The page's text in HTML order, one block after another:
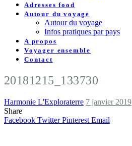
Adresses food
Autour du voyage
Autour du voyage
Infos pratiques par pays
A propos
Voyager ensemble
Contact
20181215_133730
Harmonie L'Exploraterre 7 janvier 2019
Share
Facebook Twitter Pinterest Email